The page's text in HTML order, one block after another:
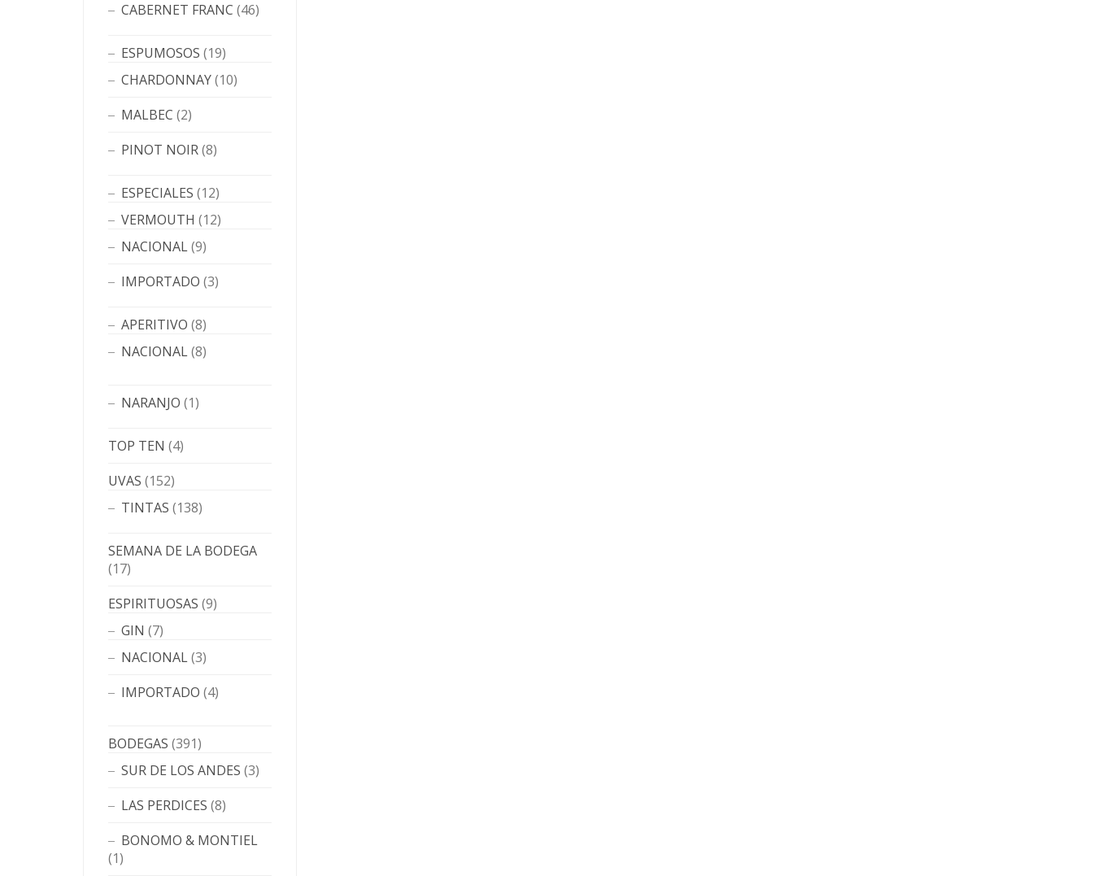
CABERNET FRANC (46)
ESPUMOSOS (19)
CHARDONNAY(10)
MALBEC (2)
PINOT NOIR(8)
ESPECIALES (12)
VERMOUTH (12)
NACIONAL(9)
IMPORTADO (3)
APERITIVO (8)
NACIONAL(8)
NARANJO (1)
TOP TEN (4)
UVAS (152)
TINTAS (138)
SEMANA DE LA BODEGA
(17)
ESPIRITUOSAS (9)
GIN (7)
NACIONAL(3)
IMPORTADO (4)
BODEGAS (391)
SUR DE LOS ANDES (3)
LAS PERDICES (8)
BONOMO & MONTIEL
(1)